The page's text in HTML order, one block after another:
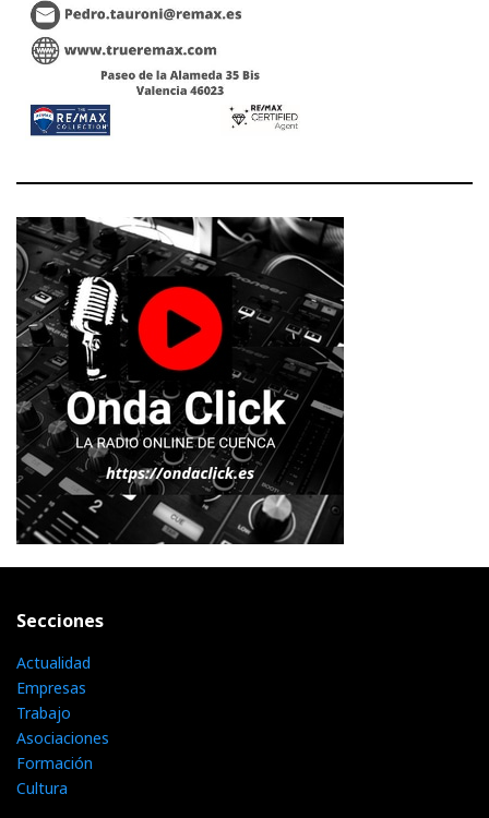
Secciones
Actualidad
Empresas
Trabajo
Asociaciones
Formación
Cultura